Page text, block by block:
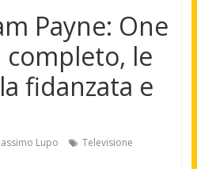
Payne: One
le
fidanzata e
Lupo Televisione